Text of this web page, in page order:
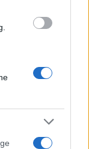
που
τσουνάμι
της
Ελπίδα
το
κόμμα»